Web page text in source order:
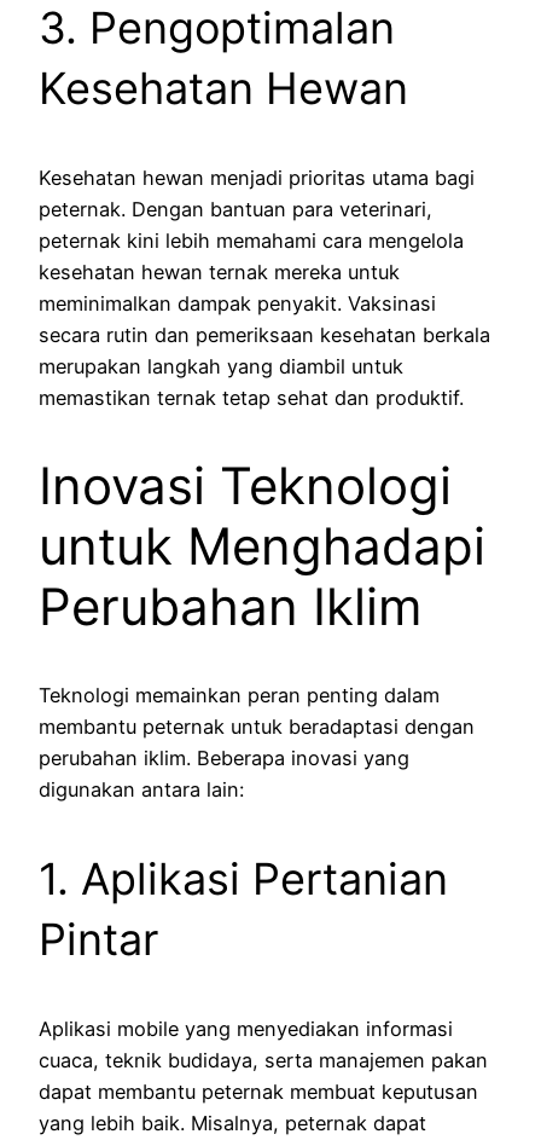
3. Pengoptimalan
Kesehatan Hewan
Kesehatan hewan menjadi prioritas utama bagi
peternak. Dengan bantuan para veterinari,
peternak kini lebih memahami cara mengelola
kesehatan hewan ternak mereka untuk
meminimalkan dampak penyakit. Vaksinasi
secara rutin dan pemeriksaan kesehatan berkala
merupakan langkah yang diambil untuk
memastikan ternak tetap sehat dan produktif.
Inovasi Teknologi
untuk Menghadapi
Perubahan Iklim
Teknologi memainkan peran penting dalam
membantu peternak untuk beradaptasi dengan
perubahan iklim. Beberapa inovasi yang
digunakan antara lain:
1. Aplikasi Pertanian
Pintar
Aplikasi mobile yang menyediakan informasi
cuaca, teknik budidaya, serta manajemen pakan
dapat membantu peternak membuat keputusan
yang lebih baik. Misalnya, peternak dapat